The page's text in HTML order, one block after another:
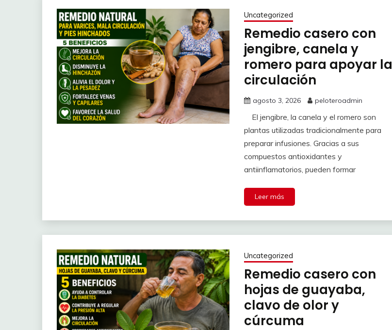
Uncategorized
Remedio casero con
jengibre, canela y
romero para apoyar la
circulación
agosto 3, 2026 peloteroadmin
El jengibre, la canela y el romero son
plantas utilizadas tradicionalmente para
preparar infusiones. Gracias a sus
compuestos antioxidantes y
antiinflamatorios, pueden formar
Leer más
Uncategorized
Remedio casero con
hojas de guayaba,
clavo de olor y
cúrcuma